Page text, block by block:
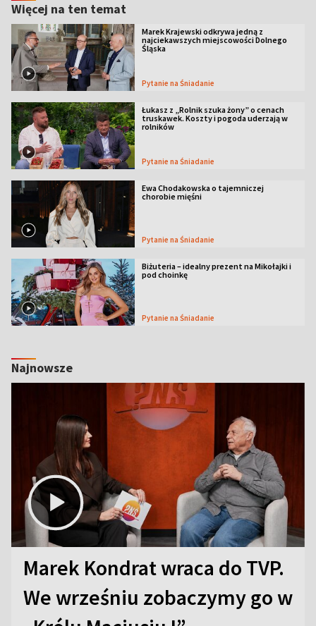
Więcej na ten temat
Marek Krajewski odkrywa jedną z
najciekawszych miejscowości Dolnego
Śląska
Pytanie na Śniadanie
Łukasz z „Rolnik szuka żony” o cenach
truskawek. Koszty i pogoda uderzają w
rolników
Pytanie na Śniadanie
Ewa Chodakowska o tajemniczej
chorobie mięśni
Pytanie na Śniadanie
Biżuteria – idealny prezent na Mikołajki i
pod choinkę
Pytanie na Śniadanie
Najnowsze
Marek Kondrat wraca do TVP.
We wrześniu zobaczymy go w